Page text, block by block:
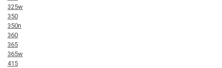
325w
350
350n
360
365
365w
415